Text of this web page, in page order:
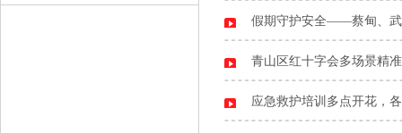
假期守护安全——蔡甸、武
青山区红十字会多场景精
应急救护培训多点开花，